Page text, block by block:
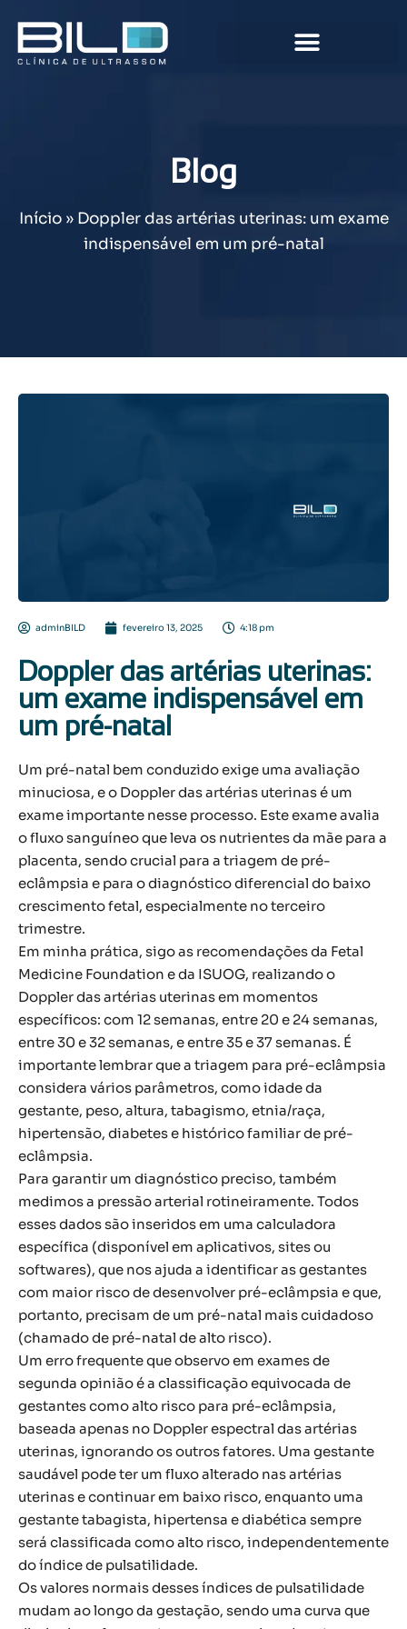
Blog
Início» Doppler das artérias uterinas: um exame
indispensável em um pré-natal
adminBILD fevereiro 13, 2025 4:18 pm
Doppler das artérias uterinas:
um exame indispensável em
um pré-natal
Um pré-natal bem conduzido exige uma avaliação
minuciosa, e o Doppler das artérias uterinas é um
exame importante nesse processo. Este exame avalia
o fluxo sanguíneo que leva os nutrientes da mãe para a
placenta, sendo crucial para a triagem de pré-
eclâmpsia e para o diagnóstico diferencial do baixo
crescimento fetal, especialmente no terceiro
trimestre.
Em minha prática, sigo as recomendações da Fetal
Medicine Foundation e da ISUOG, realizando o
Doppler das artérias uterinas em momentos
específicos: com 12 semanas, entre 20 e 24 semanas,
entre 30 e 32 semanas, e entre 35 e 37 semanas. É
importante lembrar que a triagem para pré-eclâmpsia
considera vários parâmetros, como idade da
gestante, peso, altura, tabagismo, etnia/raça,
hipertensão, diabetes e histórico familiar de pré-
eclâmpsia.
Para garantir um diagnóstico preciso, também
medimos a pressão arterial rotineiramente. Todos
esses dados são inseridos em uma calculadora
específica (disponível em aplicativos, sites ou
softwares), que nos ajuda a identificar as gestantes
com maior risco de desenvolver pré-eclâmpsia e que,
portanto, precisam de um pré-natal mais cuidadoso
(chamado de pré-natal de alto risco).
Um erro frequente que observo em exames de
segunda opinião é a classificação equivocada de
gestantes como alto risco para pré-eclâmpsia,
baseada apenas no Doppler espectral das artérias
uterinas, ignorando os outros fatores. Uma gestante
saudável pode ter um fluxo alterado nas artérias
uterinas e continuar em baixo risco, enquanto uma
gestante tabagista, hipertensa e diabética sempre
será classificada como alto risco, independentemente
do índice de pulsatilidade.
Os valores normais desses índices de pulsatilidade
mudam ao longo da gestação, sendo uma curva que